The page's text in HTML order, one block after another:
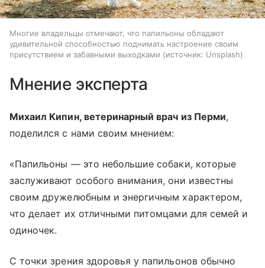
Многие владельцы отмечают, что папильоны обладают
удивительной способностью поднимать настроение своим
присутствием и забавными выходками
источник: Unsplash
Мнение эксперта
Михаил Кипин, ветеринарный врач из Перми,
поделился с нами своим мнением:
«Папильоны — это небольшие собаки, которые
заслуживают особого внимания, они известны
своим дружелюбным и энергичным характером,
что делает их отличными питомцами для семей и
одиночек.
С точки зрения здоровья у папильонов обычно